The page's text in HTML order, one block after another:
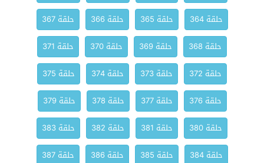
حلقة 364
حلقة 365 حلقة 366
حلقة 367
حلقة 368
حلقة 369 حلقة 370
حلقة 371
حلقة 372
حلقة 373 حلقة 374
حلقة 375
حلقة 376
حلقة 377 حلقة 378
حلقة 379
حلقة 380
حلقة 381 حلقة 382
حلقة 383
حلقة 384
حلقة 385 حلقة 386
حلقة 387